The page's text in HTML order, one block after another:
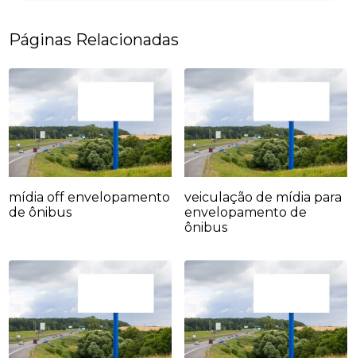
Páginas Relacionadas
mídia off envelopamento
de ônibus
veiculação de mídia para
envelopamento de
ônibus